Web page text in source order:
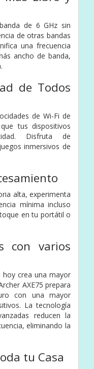
de 6 GHz sin
de otras bandas
una frecuencia
ancho de banda,
de Todos
de Wi-Fi de
tus dispositivos
Disfruta de
inmersivos de
alta, experimenta
mínima incluso
en tu portátil o
con varios
hoy crea una mayor
AXE75 prepara
con una mayor
La tecnología
reducen la
eliminando la
tu Casa